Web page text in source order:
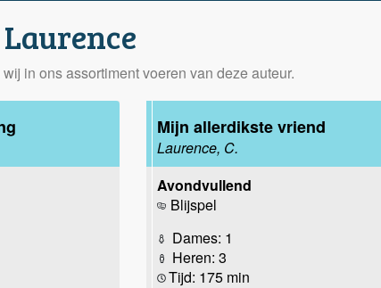
in ons assortiment voeren van deze auteur.
Mijn allerdikste vriend
Laurence, C.
Avondvullend
Blijspel
Dames: 1
Heren: 3
Tijd: 175 min